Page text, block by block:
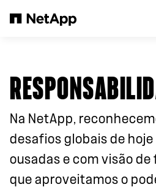
Na NetApp,
desafios globais de
ousadas e com visão de
que aproveitamos o